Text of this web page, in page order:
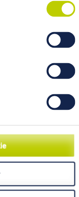
1 szt.
19.90 PLN